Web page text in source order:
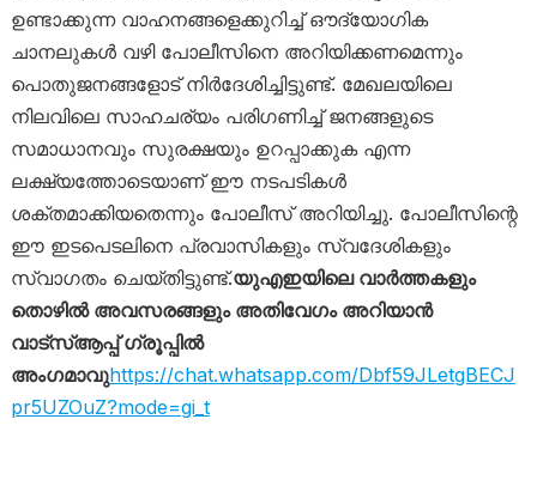
ഉണ്ടാക്കുന്ന വാഹനങ്ങളെക്കുറിച്ച് ഔദ്യോഗിക
ചാനലുകൾ വഴി പോലീസിനെ അറിയിക്കണമെന്നും
പൊതുജനങ്ങളോട് നിർദേശിച്ചിട്ടുണ്ട്. മേഖലയിലെ
നിലവിലെ സാഹചര്യം പരിഗണിച്ച് ജനങ്ങളുടെ
സമാധാനവും സുരക്ഷയും ഉറപ്പാക്കുക എന്ന
ലക്ഷ്യത്തോടെയാണ് ഈ നടപടികൾ
ശക്തമാക്കിയതെന്നും പോലീസ് അറിയിച്ചു. പോലീസിന്റെ
ഈ ഇടപെടലിനെ പ്രവാസികളും സ്വദേശികളും
സ്വാഗതം ചെയ്തിട്ടുണ്ട്.യുഎഇയിലെ വാർത്തകളും
തൊഴിൽ അവസരങ്ങളും അതിവേഗം അറിയാൻ
വാട്സ്ആപ്പ് ഗ്രൂപ്പിൽ
അംഗമാവുhttps://chat.whatsapp.com/Dbf59JLetgBECJ
pr5UZOuZ?mode=gi_t